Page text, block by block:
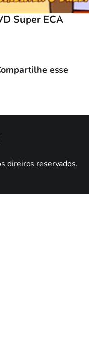
Super ECA
esse
direiros reservados.